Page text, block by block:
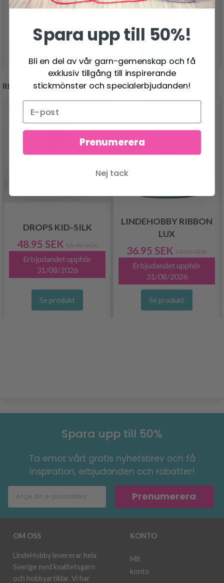
Pris från26.95 SEK
REKOMMENDERAS FÖR DIG
DROPS KID-SILK
48.95 SEK 55.95 SEK
Erbjudandet upphör
31/08/2026
Se produkt
LINDEHOBBY RIBBON
LUX
36.95 SEK 73.95 SEK
Erbjudandet upphör
31/08/2026
Se produkt
Spara upp till 50%
Ta emot vårt gratis nyhetsbrev och få
inspiration, erbjudanden och rabatter!
Prenumerera
OM OSS
LindeHobby levererar hela
Sverige med kvalitetsgarn
och hobbyartiklar. Vi har
KONTO
Mit
konto
Spara upp till 50%!
Bli en del av vår garn-gemenskap och få
exklusiv tillgång till inspirerande
stickmönster och specialerbjudanden!
Prenumerera
Nej tack